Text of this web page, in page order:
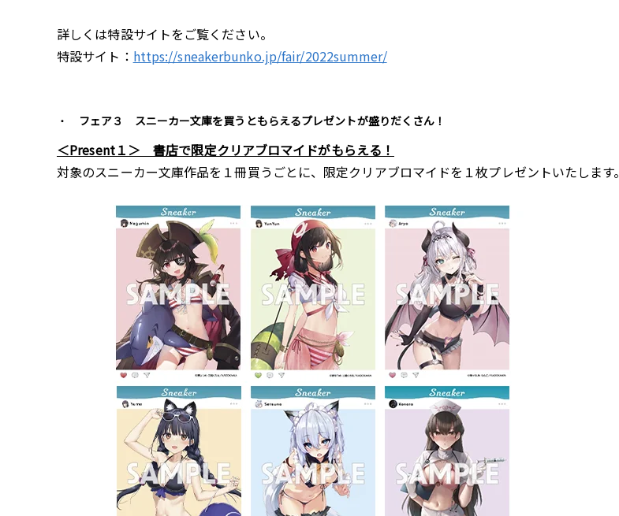
詳しくは特設サイトをご覧ください。
特設サイト： https://sneakerbunko.jp/fair/2022summer/
フェア３ スニーカー文庫を買うともらえるプレゼントが盛りだくさん！
＜Present１＞ 書店で限定クリアブロマイドがもらえる！
対象のスニーカー文庫作品を１冊買うごとに、限定クリアブロマイドを１枚プレゼントいたします。